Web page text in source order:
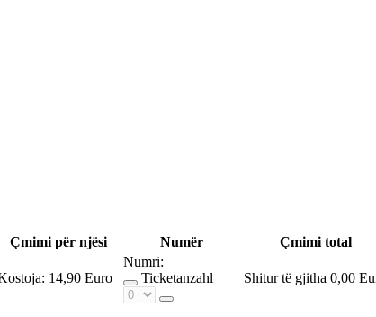
Çmimi për njësi Numër
Çmimi total
14,90 Euro
Numri:
Ticketanzahl
Shitur të gjitha 0,00